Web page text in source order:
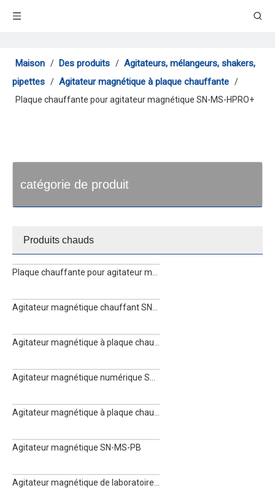
Maison / Des produits / Agitateurs, mélangeurs, shakers,
pipettes / Agitateur magnétique à plaque chauffante /
Plaque chauffante pour agitateur magnétique SN-MS-HPRO+
catégorie de produit
Produits chauds
Agitateur magnétique SN-MS-PB